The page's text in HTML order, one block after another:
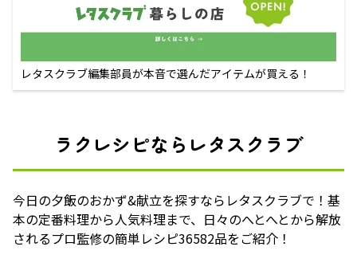
レタスクラブ編集部員が本音で選んだアイテムが買える！
ラクレシピならレタスクラブ
今日の夕飯のおかず&献立を探すならレタスクラブで！基
本の定番料理から人気料理まで、日々のへとへとから解放
されるプロ監修の簡単レシピ36582品をご紹介！